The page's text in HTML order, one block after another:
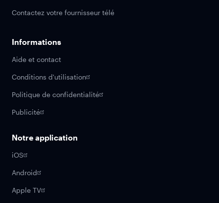
Contactez votre fournisseur télé
Informations
Aide et contact
Conditions d'utilisation
Politique de confidentialité
Publicité
Notre application
iOS
Android
Apple TV